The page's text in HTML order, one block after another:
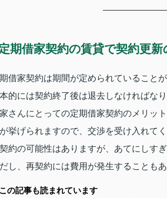
期借家契約の賃貸で契約更新
借家契約は期間が定められていることが
的には契約終了後は退去しなければな
さんにとっての定期借家契約のメリッ
挙げられますので、交渉を受け入れて
約の可能性はありますが、あてにしす
し、再契約には費用が発生することも
の記事も読まれています